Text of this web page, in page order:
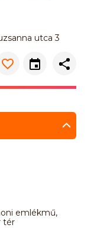
utca 3
emlékmű,
tér